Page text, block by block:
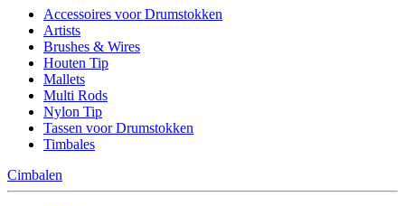
Accessoires voor Drumstokken
Artists
Brushes & Wires
Houten Tip
Mallets
Multi Rods
Nylon Tip
Tassen voor Drumstokken
Timbales
Cimbalen